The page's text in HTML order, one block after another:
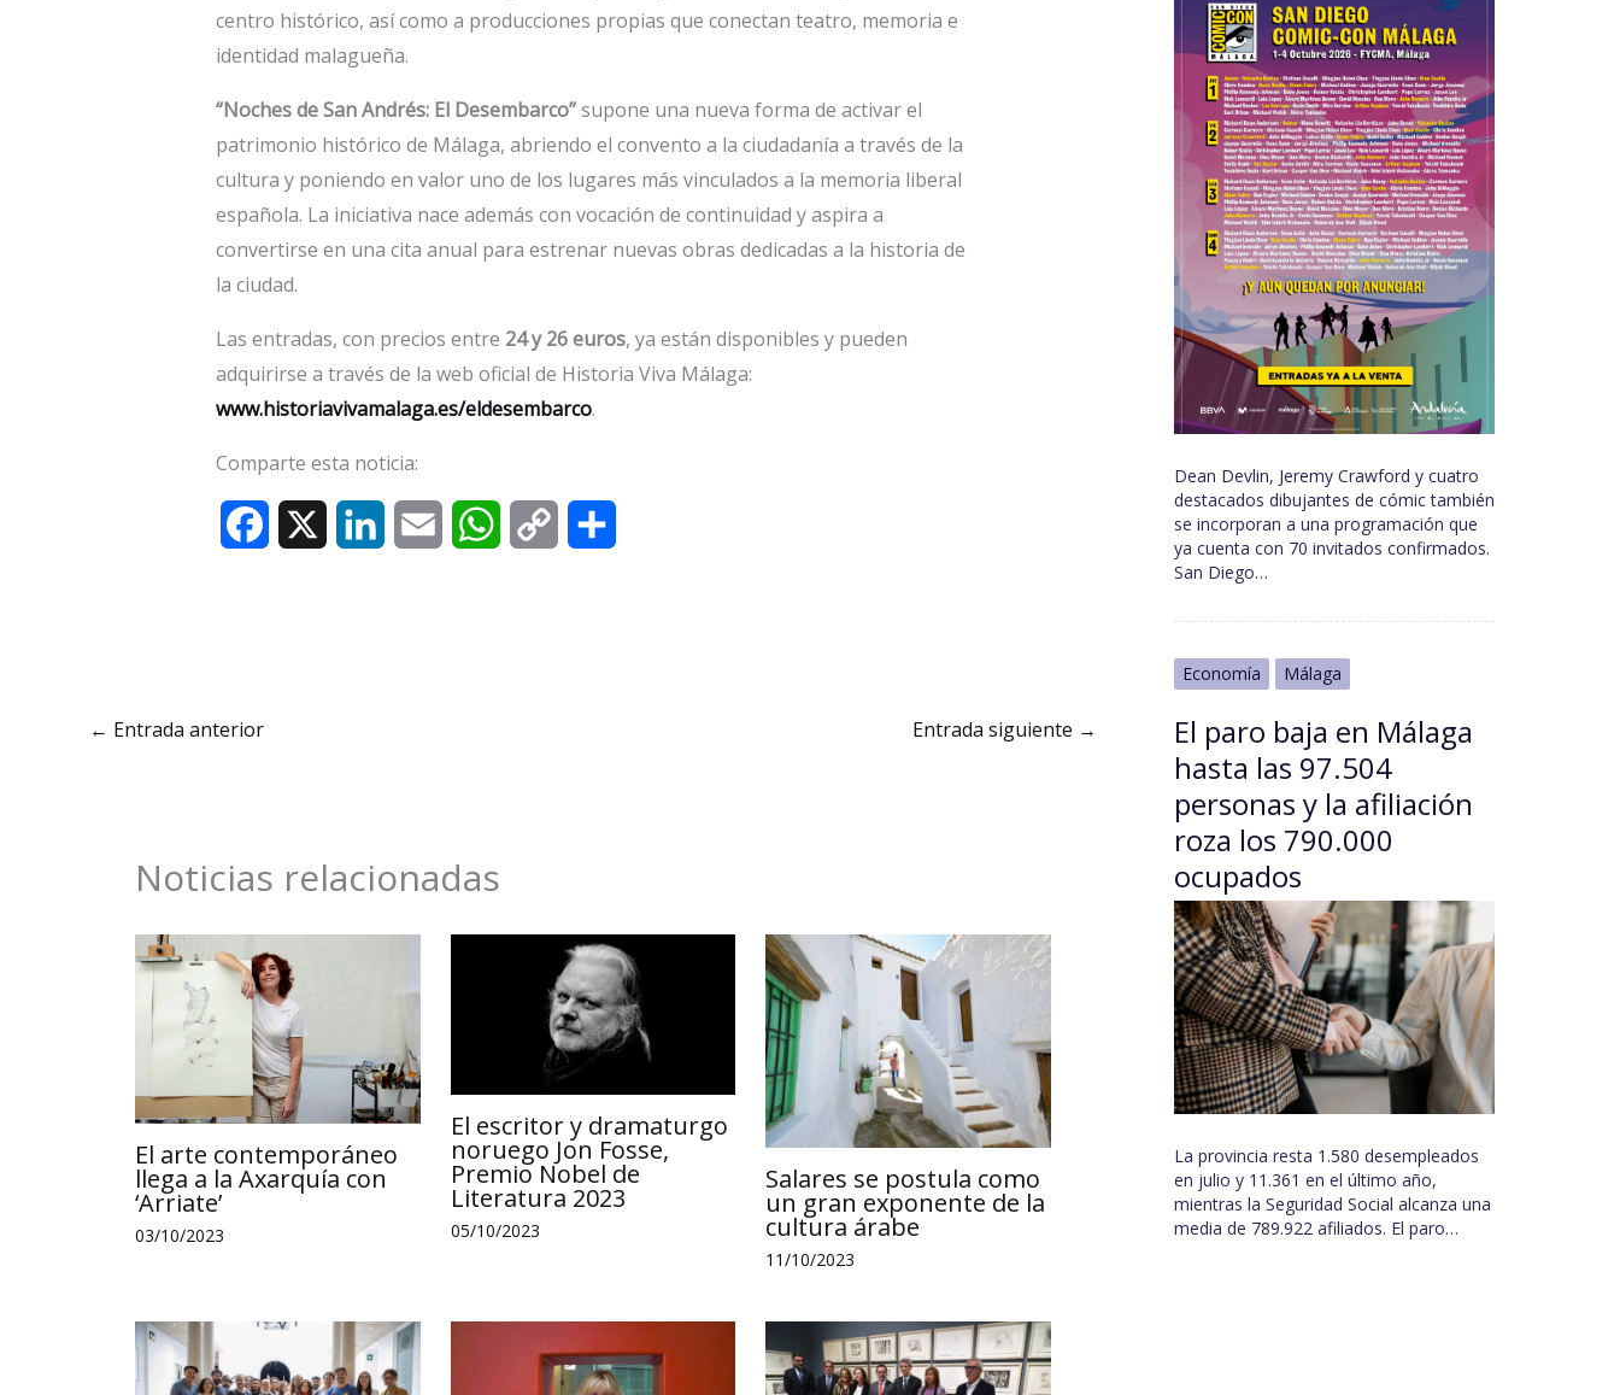
centro histórico, así como a producciones propias que conectan teatro, memoria e
identidad malagueña.
“Noches de San Andrés: El Desembarco”supone una nueva forma de activar el
patrimonio histórico de Málaga, abriendo el convento a la ciudadanía a través de la
cultura y poniendo en valor uno de los lugares más vinculados a la memoria liberal
española. La iniciativa nace además con vocación de continuidad y aspira a
convertirse en una cita anual para estrenar nuevas obras dedicadas a la historia de
la ciudad.
Las entradas, con precios entre 24 y 26 euros, ya están disponibles y pueden
adquirirse a través de la web oficial de Historia Viva Málaga:
www.historiavivamalaga.es/eldesembarco.
Comparte esta noticia:
W
← Entrada anterior Entrada siguiente →
Noticias relacionadas
El arte contemporáneo
llega a la Axarquía con
‘Arriate’
03/10/2023
El escritor y dramaturgo
noruego Jon Fosse,
Premio Nobel de
Literatura 2023
05/10/2023
Salares se postula como
un gran exponente de la
cultura árabe
11/10/2023
Dean Devlin, Jeremy Crawford y cuatro
destacados dibujantes de cómic también
se incorporan a una programación que
ya cuenta con 70 invitados confirmados.
San Diego…
Economía Málaga
El paro baja en Málaga
hasta las 97.504
personas y la afiliación
roza los 790.000
ocupados
La provincia resta 1.580 desempleados
en julio y 11.361 en el último año,
mientras la Seguridad Social alcanza una
media de 789.922 afiliados. El paro…